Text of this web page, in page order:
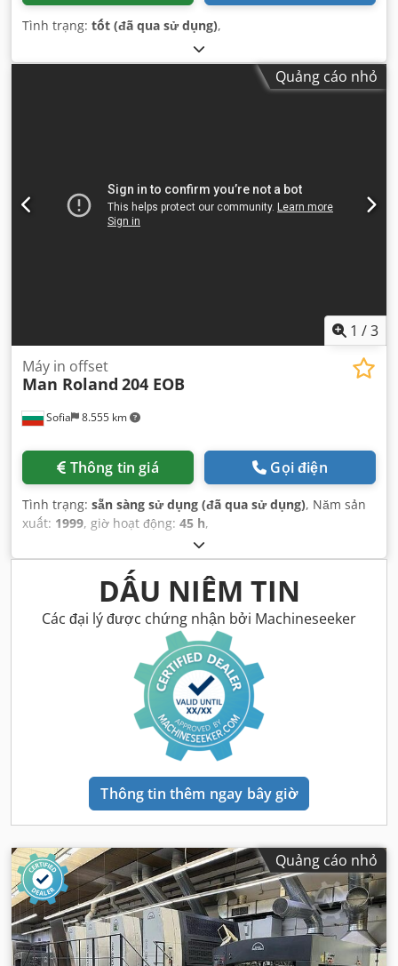
Tình trạng: tốt (đã qua sử dụng),
Quảng cáo nhỏ
1 /3
Sofia 8.555 km
Máy in offset
Man Roland 204 EOB
Thông tin giá Gọi điện
Tình trạng: sẵn sàng sử dụng (đã qua sử dụng), Năm sản
xuất: 1999, giờ hoạt động: 45 h,
DẤU NIÊM TIN
Các đại lý được chứng nhận bởi Machineseeker
Thông tin thêm ngay bây giờ
Quảng cáo nhỏ